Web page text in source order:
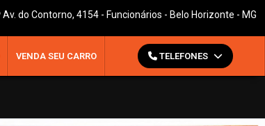
Av. do Contorno, 4154 - Funcionários - Belo Horizonte - MG
VENDA SEU CARRO TELEFONES